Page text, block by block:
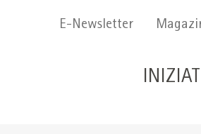
Menu
E-Newsletter